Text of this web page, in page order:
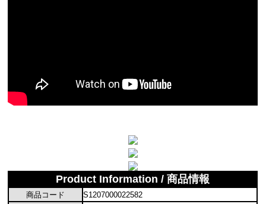
Product Information / 商品情報
商品コード S1207000022582